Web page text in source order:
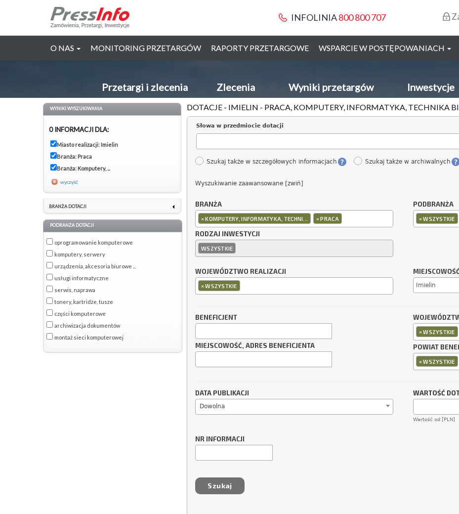
INFOLINIA800 800 707
O NAS MONITORING PRZETARGÓW RAPORTY PRZETARGOWE WSPARCIE W POSTĘPOWANIACH
Przetargi i zlecenia Zlecenia Wyniki przetargów Inwestycje
DOTACJE - IMIELIN - PRACA, KOMPUTERY, INFORMATYKA, TECHNIKA
Słowa w przedmiocie dotacji
Szukaj także w szczegółowych informacjach Szukaj także w archiwalnych
Wyszukiwanie zaawansowane [zwiń]
BRANŻA
×KOMPUTERY, INFORMATYKA, TECHNI... ×PRACA
RODZAJ INWESTYCJI
WSZYSTKIE
PODBRANŻA
×WSZYSTKIE
WOJEWÓDZTWO REALIZACJI
×WSZYSTKIE
BENEFICJENT
MIEJSCOWOŚĆ, ADRES BENEFICJENTA
×WSZYSTKIE
POWIAT
×WSZYSTKIE
DATA PUBLIKACJI
Dowolna
WARTOŚĆ
Wartość od [PLN]
NR INFORMACJI
WYNIKI WYSZUKIWANIA
0 INFORMACJI DLA:
Miasto realizacji: Imielin
Branża: Praca
Branża: Komputery, ...
wyczyść
BRANŻA DOTACJI
PODRANŻA DOTACJI
oprogramowanie komputerowe
komputery, serwery
urządzenia, akcesoria biurowe ...
usługi informatyczne
serwis, naprawa
tonery, kartridże, tusze
części komputerowe
archiwizacja dokumentów
montaż sieci komputerowej